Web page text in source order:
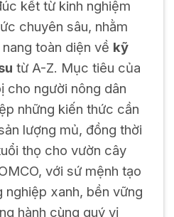
kết từ kinh nghiệm
chuyên sâu, nhằm
toàn diện về kỹ
từ A-Z. Mục tiêu của
cho người nông dân
những kiến thức cần
lượng mủ, đồng thời
thọ cho vườn cây
với sứ mệnh tạo
nghiệp xanh, bền vững
hành cùng quý vị